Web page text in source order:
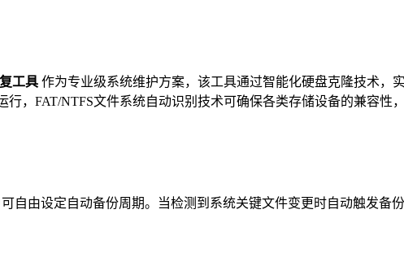
工具 作为专业级系统维护方案，该工具通过智能化硬盘克隆技术，
行，FAT/NTFS文件系统自动识别技术可确保各类存储设备的兼容性
自由设定自动备份周期。当检测到系统关键文件变更时自动触发